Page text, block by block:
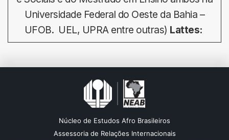
Universidade Federal do Oeste da Bahia –
UFOB. UEL, UPRA entre outras) Lattes:
Núcleo de Estudos Afro Brasileiros
Assessoria de Relações Internacionais